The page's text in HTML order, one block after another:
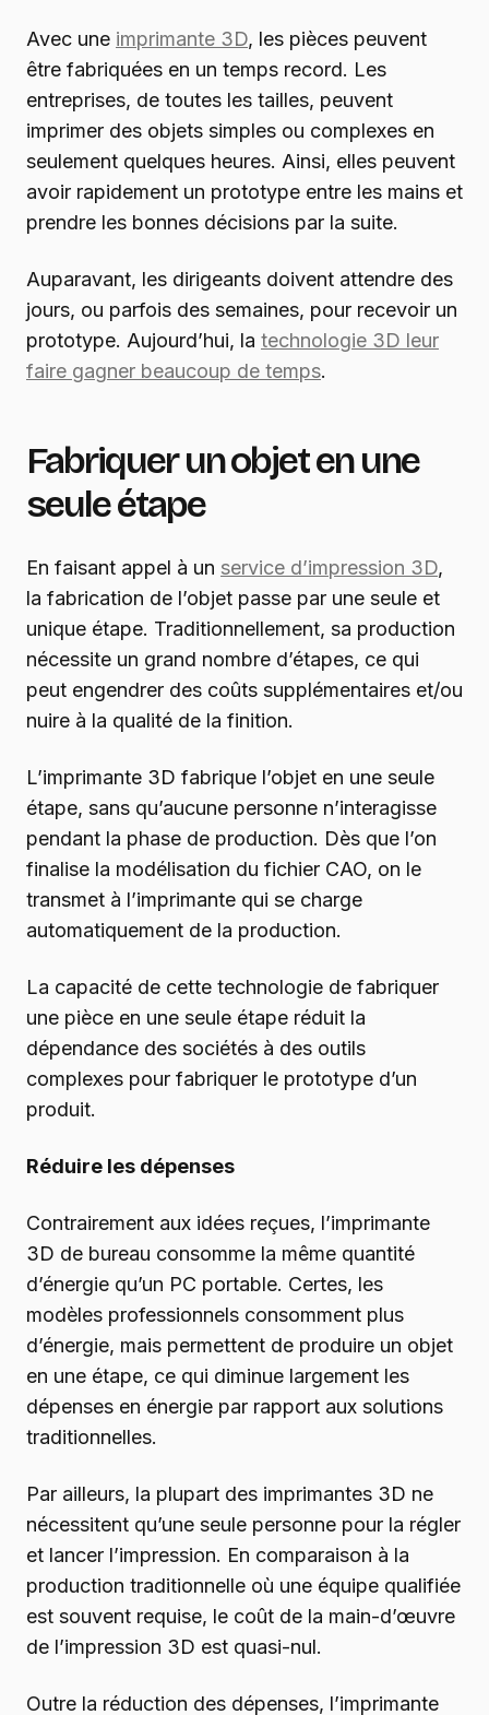
Avec une imprimante 3D, les pièces peuvent
être fabriquées en un temps record. Les
entreprises, de toutes les tailles, peuvent
imprimer des objets simples ou complexes en
seulement quelques heures. Ainsi, elles peuvent
avoir rapidement un prototype entre les mains et
prendre les bonnes décisions par la suite.
Auparavant, les dirigeants doivent attendre des
jours, ou parfois des semaines, pour recevoir un
prototype. Aujourd’hui, la technologie 3D leur
faire gagner beaucoup de temps.
Fabriquer un objet en une
seule étape
En faisant appel à un service d’impression 3D,
la fabrication de l’objet passe par une seule et
unique étape. Traditionnellement, sa production
nécessite un grand nombre d’étapes, ce qui
peut engendrer des coûts supplémentaires et/ou
nuire à la qualité de la finition.
L’imprimante 3D fabrique l’objet en une seule
étape, sans qu’aucune personne n’interagisse
pendant la phase de production. Dès que l’on
finalise la modélisation du fichier CAO, on le
transmet à l’imprimante qui se charge
automatiquement de la production.
La capacité de cette technologie de fabriquer
une pièce en une seule étape réduit la
dépendance des sociétés à des outils
complexes pour fabriquer le prototype d’un
produit.
Réduire les dépenses
Contrairement aux idées reçues, l’imprimante
3D de bureau consomme la même quantité
d’énergie qu’un PC portable. Certes, les
modèles professionnels consomment plus
d’énergie, mais permettent de produire un objet
en une étape, ce qui diminue largement les
dépenses en énergie par rapport aux solutions
traditionnelles.
Par ailleurs, la plupart des imprimantes 3D ne
nécessitent qu’une seule personne pour la régler
et lancer l’impression. En comparaison à la
production traditionnelle où une équipe qualifiée
est souvent requise, le coût de la main-d’œuvre
de l’impression 3D est quasi-nul.
Outre la réduction des dépenses, l’imprimante